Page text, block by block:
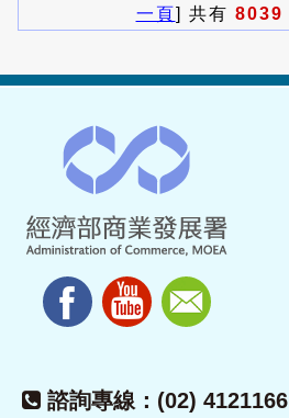
一頁] 共有 8039
諮詢專線：(02) 4121166